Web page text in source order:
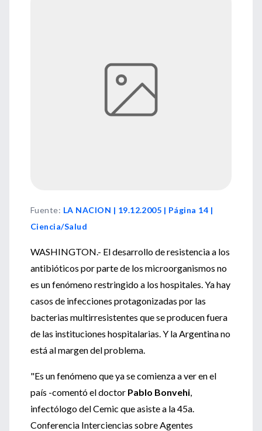
Fuente: LA NACION | 19.12.2005 | Página 14 |
Ciencia/Salud
WASHINGTON.- El desarrollo de resistencia a los
antibióticos por parte de los microorganismos no
es un fenómeno restringido a los hospitales. Ya hay
casos de infecciones protagonizadas por las
bacterias multirresistentes que se producen fuera
de las instituciones hospitalarias. Y la Argentina no
está al margen del problema.
"Es un fenómeno que ya se comienza a ver en el
país -comentó el doctor Pablo Bonvehi,
infectólogo del Cemic que asiste a la 45a.
Conferencia Interciencias sobre Agentes